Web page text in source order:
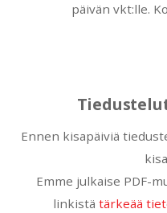
päivän vkt:lle.
Ennen kisapäiviä
Emme julkaise PDF-
linkistä tärkeää